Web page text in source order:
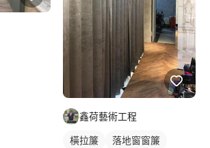
鑫荷藝術工程
橫拉簾 落地窗窗簾